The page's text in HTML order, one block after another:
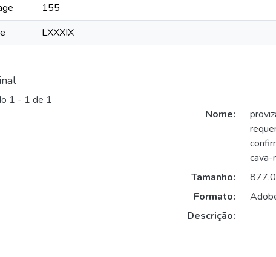
155
LXXXIX
1 - 1 de 1
Nome:
cava-
Tamanho:
Formato:
Descrição: